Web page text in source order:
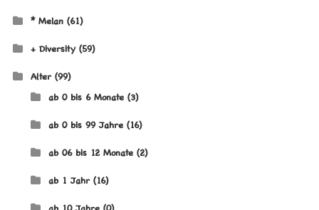
* Melan (61)
+ Diversity (59)
Alter (99)
ab 0 bis 6 Monate (3)
ab 0 bis 99 Jahre (16)
ab 06 bis 12 Monate (2)
ab 1 Jahr (16)